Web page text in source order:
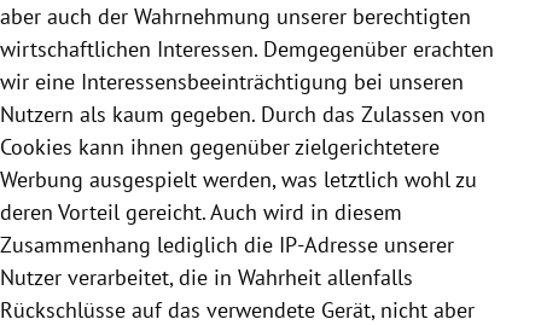
aber auch der Wahrnehmung unserer berechtigten
wirtschaftlichen Interessen. Demgegenüber erachten
wir eine Interessensbeeinträchtigung bei unseren
Nutzern als kaum gegeben. Durch das Zulassen von
Cookies kann ihnen gegenüber zielgerichtetere
Werbung ausgespielt werden, was letztlich wohl zu
deren Vorteil gereicht. Auch wird in diesem
Zusammenhang lediglich die IP-Adresse unserer
Nutzer verarbeitet, die in Wahrheit allenfalls
Rückschlüsse auf das verwendete Gerät, nicht aber